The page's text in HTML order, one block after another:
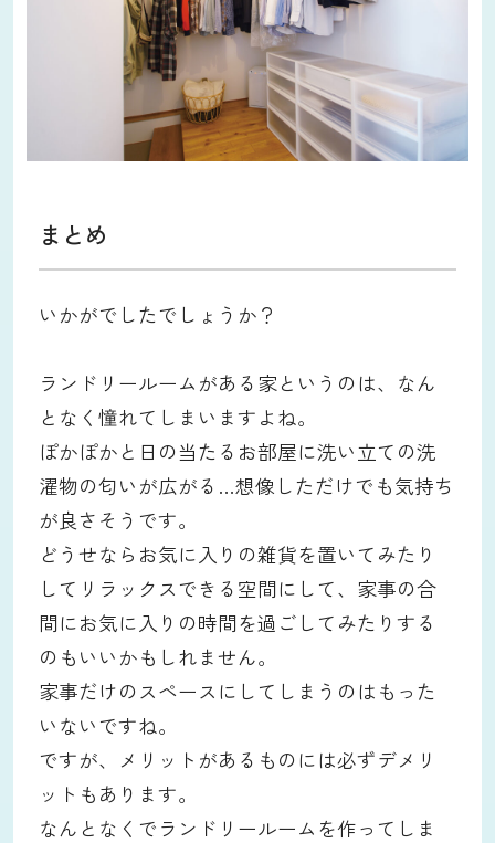
まとめ
いかがでしたでしょうか？
ランドリールームがある家というのは、なん
となく憧れてしまいますよね。
ぽかぽかと日の当たるお部屋に洗い立ての洗
濯物の匂いが広がる…想像しただけでも気持ち
が良さそうです。
どうせならお気に入りの雑貨を置いてみたり
してリラックスできる空間にして、家事の合
間にお気に入りの時間を過ごしてみたりする
のもいいかもしれません。
家事だけのスペースにしてしまうのはもった
いないですね。
ですが、メリットがあるものには必ずデメリ
ットもあります。
なんとなくでランドリールームを作ってしま